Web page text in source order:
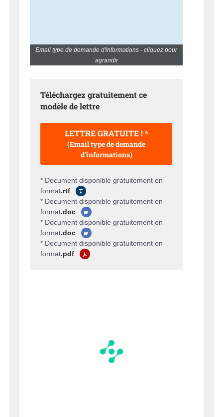
Email type de demande d'informations - cliquez pour
agrandir
Téléchargez gratuitement ce
modèle de lettre
LETTRE GRATUITE ! *
(Email type de demande
d'informations)
* Document disponible gratuitement en
format.rtf
* Document disponible gratuitement en
format.doc
* Document disponible gratuitement en
format.doc
* Document disponible gratuitement en
format.pdf